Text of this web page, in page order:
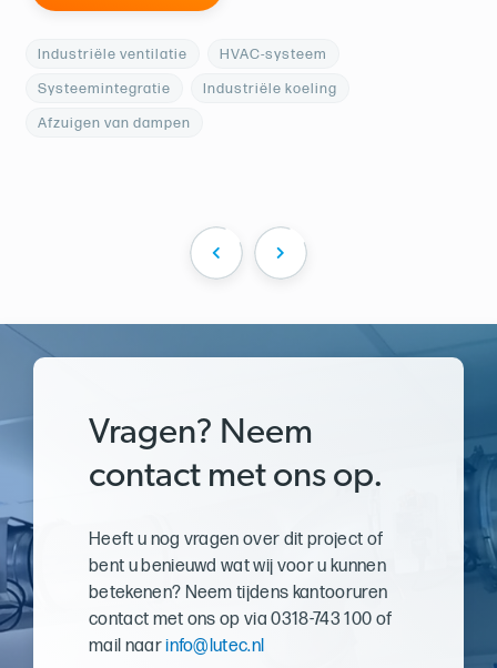
Industriële ventilatie
HVAC-systeem
Systeemintegratie
Industriële koeling
Afzuigen van dampen
Vragen? Neem
contact met ons op.
Heeft u nog vragen over dit project of
bent u benieuwd wat wij voor u kunnen
betekenen? Neem tijdens kantooruren
contact met ons op via 0318-743 100 of
mail naarinfo@lutec.nl